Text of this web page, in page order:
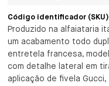
Código identificador
Produzido na alfaiataria
um acabamento todo
entretela francesa,
com detalhe lateral em
aplicação de fivela